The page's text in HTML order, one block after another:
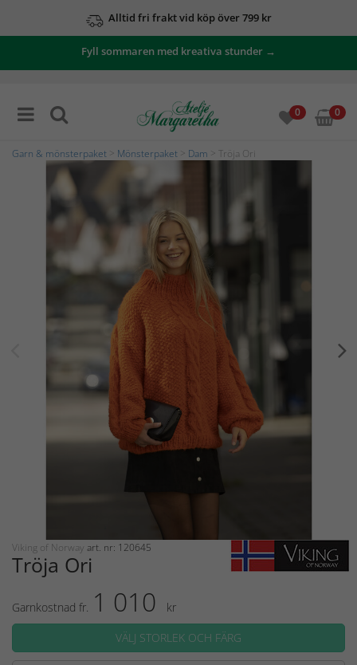
Alltid fri frakt vid köp över 799 kr
Fyll sommaren med kreativa stunder →
0 0
Garn & mönsterpaket Mönsterpaket Dam > Tröja Ori
Viking of Norway art. nr: 120645
Tröja Ori
Garnkostnad fr. 1 010
kr
VÄLJ STORLEK OCH FÄRG